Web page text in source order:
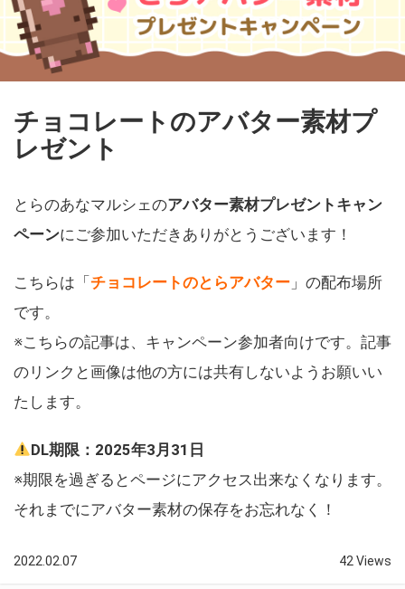
チョコレートのアバター素材プ
レゼント
とらのあなマルシェのアバター素材プレゼントキャン
ペーンにご参加いただきありがとうございます！
こちらは「チョコレートのとらアバター 」の配布場所
です。
※こちらの記事は、キャンペーン参加者向けです。記事
のリンクと画像は他の方には共有しないようお願いい
たします。
DL期限：2025年3月31日
※期限を過ぎるとページにアクセス出来なくなります。
それまでにアバター素材の保存をお忘れなく！
2022.02.07 42 Views